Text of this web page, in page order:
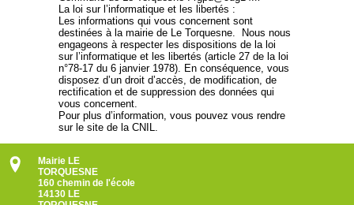
La loi sur l’informatique et les libertés :
Les informations qui vous concernent sont
destinées à la mairie de Le Torquesne. Nous nous
engageons à respecter les dispositions de la loi
sur l’informatique et les libertés (article 27 de la loi
n°78-17 du 6 janvier 1978). En conséquence, vous
disposez d’un droit d’accès, de modification, de
rectification et de suppression des données qui
vous concernent.
Pour plus d’information, vous pouvez vous rendre
sur le site de la CNIL.
Mairie LE
TORQUESNE
160 chemin de l'école
14130 LE